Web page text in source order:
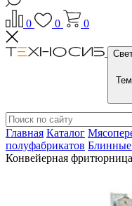
0 0 0
Главная Каталог
полуфабрикатов
Конвейерная